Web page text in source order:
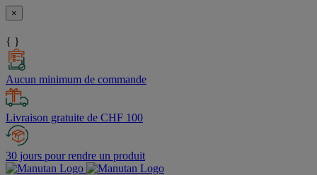
×
{ }
Aucun minimum de commande
Livraison gratuite de CHF 100
30 jours pour rendre un produit